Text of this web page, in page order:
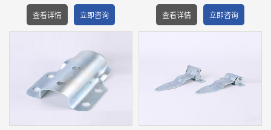
查看详情 立即咨询 查看详情 立即咨询